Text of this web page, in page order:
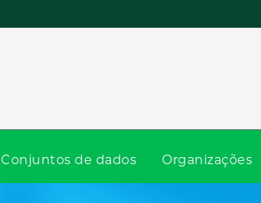
Conjuntos de dados Organizações